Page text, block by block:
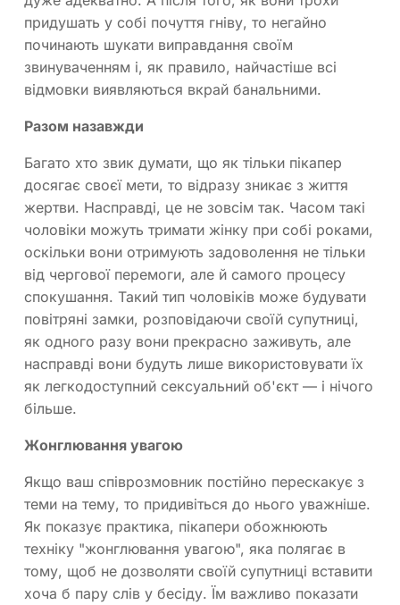
придушать у собі почуття гніву, то негайно
починають шукати виправдання своїм
звинуваченням і, як правило, найчастіше всі
відмовки виявляються вкрай банальними.
Разом назавжди
Багато хто звик думати, що як тільки пікапер
досягає своєї мети, то відразу зникає з життя
жертви. Насправді, це не зовсім так. Часом такі
чоловіки можуть тримати жінку при собі роками,
оскільки вони отримують задоволення не тільки
від чергової перемоги, але й самого процесу
спокушання. Такий тип чоловіків може будувати
повітряні замки, розповідаючи своїй супутниці,
як одного разу вони прекрасно заживуть, але
насправді вони будуть лише використовувати їх
як легкодоступний сексуальний об'єкт — і нічого
більше.
Жонглювання увагою
Якщо ваш співрозмовник постійно перескакує з
теми на тему, то придивіться до нього уважніше.
Як показує практика, пікапери обожнюють
техніку "жонглювання увагою", яка полягає в
тому, щоб не дозволяти своїй супутниці вставити
хоча б пару слів у бесіду. Їм важливо показати